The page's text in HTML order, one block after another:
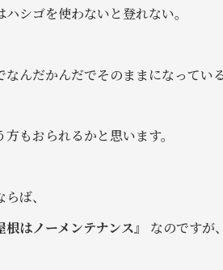
ハシゴを使わないと登れない。
なんだかんだでそのままになっている
方もおられるかと思います。
ば、
根はノーメンテナンス』
なのですが、